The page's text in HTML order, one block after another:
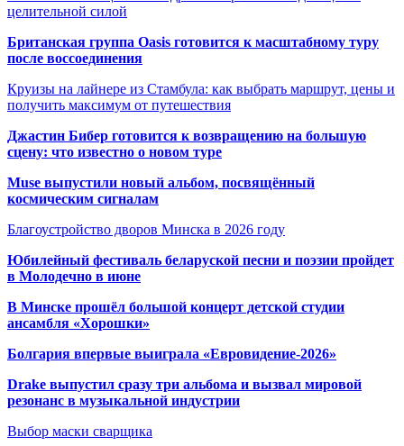
целительной силой
Британская группа Oasis готовится к масштабному туру
после воссоединения
Круизы на лайнере из Стамбула: как выбрать маршрут, цены и
получить максимум от путешествия
Джастин Бибер готовится к возвращению на большую
сцену: что известно о новом туре
Muse выпустили новый альбом, посвящённый
космическим сигналам
Благоустройство дворов Минска в 2026 году
Юбилейный фестиваль беларуской песни и поэзии пройдет
в Молодечно в июне
В Минске прошёл большой концерт детской студии
ансамбля «Хорошки»
Болгария впервые выиграла «Евровидение-2026»
Drake выпустил сразу три альбома и вызвал мировой
резонанс в музыкальной индустрии
Выбор маски сварщика